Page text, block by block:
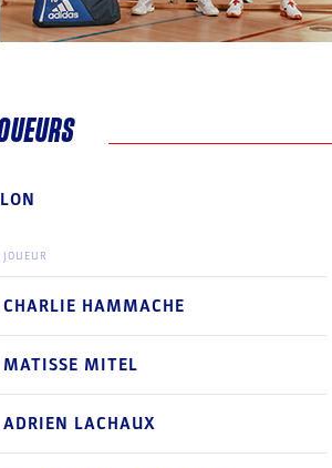
JOUEUR
CHARLIE HAMMACHE
MATISSE MITEL
ADRIEN LACHAUX